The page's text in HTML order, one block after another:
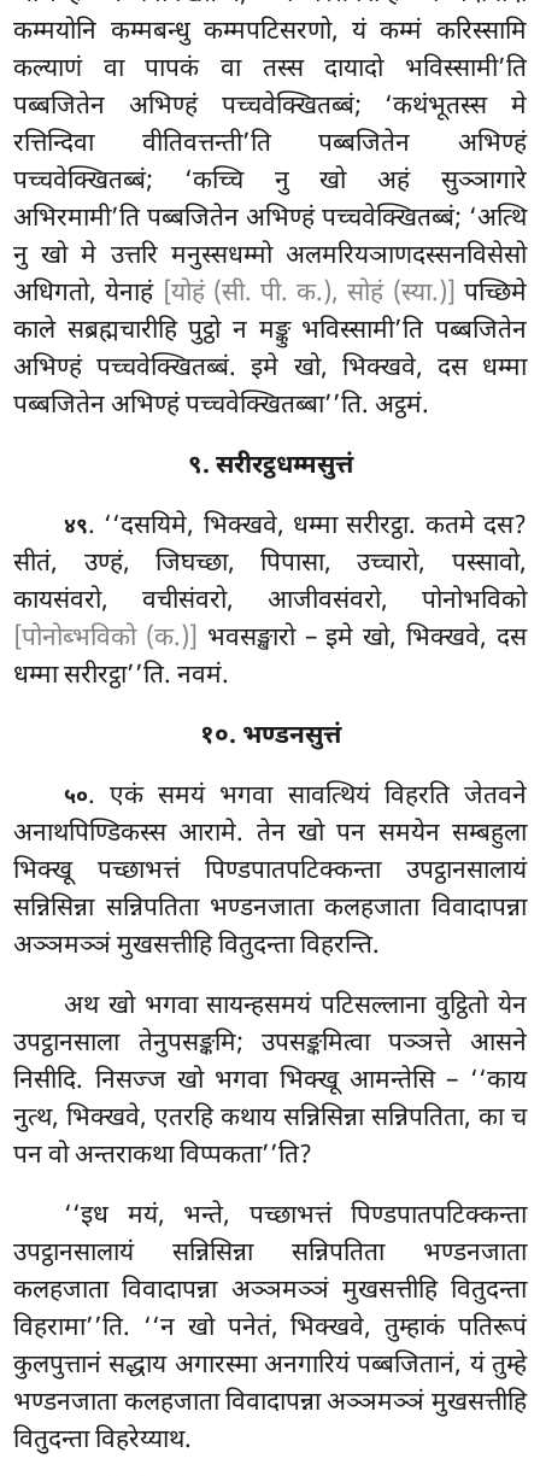
कम्मयोनि कम्मबन्धु कम्मपटिसरणो, यं कम्मं करिस्सामि
कल्याणं वा पापकं वा तस्स दायादो भविस्सामी’ति
पब्बजितेन अभिण्हं पच्चवेक्खितब्बं; ‘कथंभूतस्स मे
रत्तिन्दिवा वीतिवत्तन्ती’ति पब्बजितेन अभिण्हं
पच्चवेक्खितब्बं; ‘कच्चि नु खो अहं सुञ्ञागारे
अभिरमामी’ति पब्बजितेन अभिण्हं पच्चवेक्खितब्बं; ‘अत्थि
नु खो मे उत्तरि मनुस्सधम्मो अलमरियञाणदस्सनविसेसो
अधिगतो, येनाहं [योहं (सी. पी. क.), सोहं (स्या.)] पच्छिमे
काले सब्रह्मचारीहि पुट्ठो न मङ्कु भविस्सामी’ति पब्बजितेन
अभिण्हं पच्चवेक्खितब्बं. इमे खो, भिक्खवे, दस धम्मा
पब्बजितेन अभिण्हं पच्चवेक्खितब्बा’’ति. अट्ठमं.
९. सरीरट्ठधम्मसुत्तं
४९. ‘‘दसयिमे, भिक्खवे, धम्मा सरीरट्ठा. कतमे दस?
सीतं, उण्हं, जिघच्छा, पिपासा, उच्चारो, पस्सावो,
कायसंवरो, वचीसंवरो, आजीवसंवरो, पोनोभविको
[पोनोब्भविको (क.)] भवसङ्खारो – इमेखो, भिक्खवे, दस
धम्मा सरीरट्ठा’’ति. नवमं.
१०. भण्डनसुत्तं
५०. एकं समयं भगवा सावत्थियं विहरति जेतवने
अनाथपिण्डिकस्स आरामे. तेन खो पन समयेन सम्बहुला
भिक्खू पच्छाभत्तं पिण्डपातपटिक्कन्ता उपट्ठानसालायं
सन्निसिन्ना सन्निपतिता भण्डनजाता कलहजाता विवादापन्ना
अञ्ञमञ्ञं मुखसत्तीहि वितुदन्ता विहरन्ति.
अथ खो भगवा सायन्हसमयं पटिसल्लाना वुट्ठितो येन
उपट्ठानसाला तेनुपसङ्कमि; उपसङ्कमित्वा पञ्ञत्ते आसने
निसीदि. निसज्ज खो भगवा भिक्खू आमन्तेसि – ‘‘काय
नुत्थ, भिक्खवे, एतरहि कथाय सन्निसिन्ना सन्निपतिता, का च
पन वो अन्तराकथा विप्पकता’’ति?
‘‘इध मयं, भन्ते, पच्छाभत्तं पिण्डपातपटिक्कन्ता
उपट्ठानसालायं सन्निसिन्ना सन्निपतिता भण्डनजाता
कलहजाता विवादापन्ना अञ्ञमञ्ञं मुखसत्तीहि वितुदन्ता
विहरामा’’ति. ‘‘न खो पनेतं, भिक्खवे, तुम्हाकं पतिरूपं
कुलपुत्तानं सद्धाय अगारस्मा अनगारियंपब्बजितानं, यं तुम्हे
भण्डनजाता कलहजाता विवादापन्ना अञ्ञमञ्ञं मुखसत्तीहि
वितुदन्ता विहरेय्याथ.